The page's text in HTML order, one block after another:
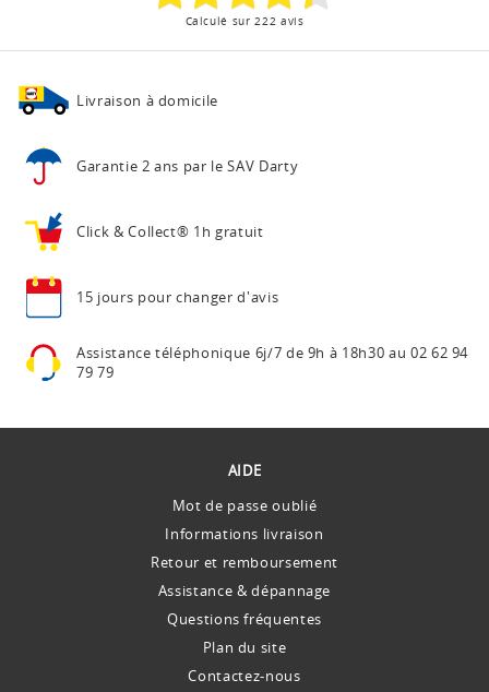
Calculé sur 222 avis
Livraison à domicile
Garantie 2 ans par le SAV Darty
Click & Collect® 1h gratuit
15 jours pour changer d'avis
Assistance téléphonique 6j/7 de 9h à 18h30 au 02 62 94
79 79
AIDE
Mot de passe oublié
Informations livraison
Retour et remboursement
Assistance & dépannage
Questions fréquentes
Plan du site
Contactez-nous